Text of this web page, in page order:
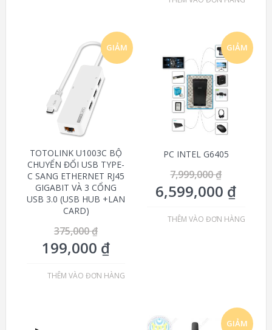
GIẢM
TOTOLINK U1003C BỘ
CHUYỂN ĐỔI USB TYPE-
C SANG ETHERNET RJ45
GIGABIT VÀ 3 CỔNG
USB 3.0 (USB HUB +LAN
CARD)
375,000₫
199,000 ₫
THÊM VÀO ĐƠN HÀNG
GIẢM
PC INTEL G6405
7,999,000₫
6,599,000 ₫
THÊM VÀO ĐƠN HÀNG
GIẢM